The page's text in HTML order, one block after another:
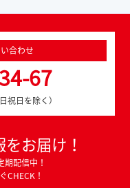
合わせ
67
祝日を除く）
お届け！
配信中！
CHECK！